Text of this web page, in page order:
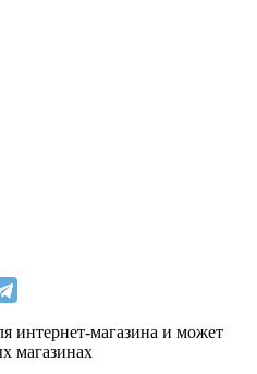
интернет-магазина и может
магазинах